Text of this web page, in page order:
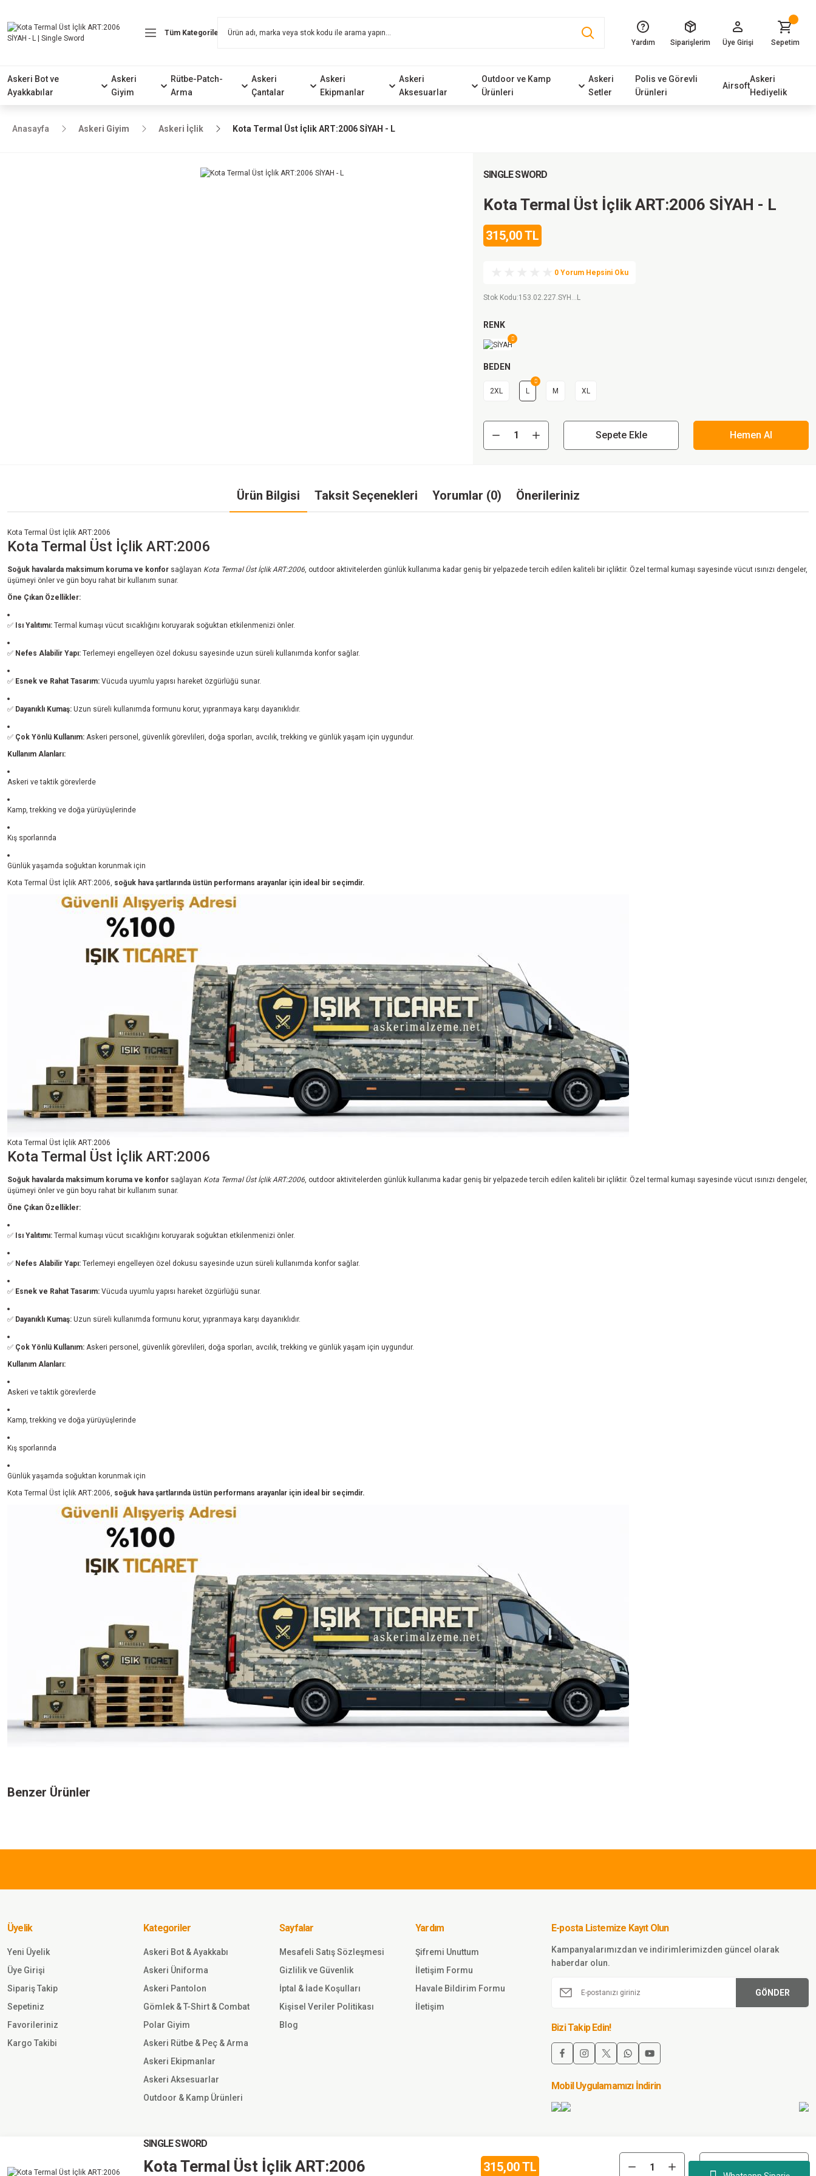
Yardım Siparişlerim Üye Girişi Sepetim
Askeri Bot ve
Ayakkabılar
Askeri
Giyim
Rütbe-Patch-
Arma
Askeri
Çantalar
Askeri
Ekipmanlar
Askeri
Aksesuarlar
Outdoor ve Kamp
Ürünleri
Askeri
Setler
Polis ve Görevli
Ürünleri
Airsoft
Askeri
Hediyelik
Anasayfa Askeri Giyim Askeri İçlik Kota Termal Üst İçlik ART:2006 SİYAH - L
SINGLE SWORD
Kota Termal Üst İçlik ART:2006 SİYAH - L
315,00 TL
0 Yorum Hepsini Oku
Stok Kodu:153.02.227.SYH...L
RENK
BEDEN
2XL L M XL
Sepete Ekle Hemen Al
Ürün Bilgisi Taksit Seçenekleri Yorumlar (0) Önerileriniz
Kota Termal Üst İçlik ART:2006
Kota Termal Üst İçlik ART:2006
Soğuk havalarda maksimum koruma ve konfor sağlayan Kota Termal Üst İçlik ART:2006, outdoor aktivitelerden günlük kullanıma kadar geniş bir yelpazede tercih edilen kaliteli bir içliktir. Özel termal kumaşı sayesinde vücut ısınızı dengeler,
üşümeyi önler ve gün boyu rahat bir kullanım sunar.
Öne Çıkan Özellikler:
✅ Isı Yalıtımı: Termal kumaşı vücut sıcaklığını koruyarak soğuktan etkilenmenizi önler.
✅ Nefes Alabilir Yapı: Terlemeyi engelleyen özel dokusu sayesinde uzun süreli kullanımda konfor sağlar.
✅ Esnek ve Rahat Tasarım: Vücuda uyumlu yapısı hareket özgürlüğü sunar.
✅ Dayanıklı Kumaş: Uzun süreli kullanımda formunu korur, yıpranmaya karşı dayanıklıdır.
✅ Çok Yönlü Kullanım: Askeri personel, güvenlik görevlileri, doğa sporları, avcılık, trekking ve günlük yaşam için uygundur.
Kullanım Alanları:
Askeri ve taktik görevlerde
Kamp, trekking ve doğa yürüyüşlerinde
Kış sporlarında
Günlük yaşamda soğuktan korunmak için
Kota Termal Üst İçlik ART:2006, soğuk hava şartlarında üstün performans arayanlar için ideal bir seçimdir.
Kota Termal Üst İçlik ART:2006
Kota Termal Üst İçlik ART:2006
Soğuk havalarda maksimum koruma ve konfor sağlayan Kota Termal Üst İçlik ART:2006, outdoor aktivitelerden günlük kullanıma kadar geniş bir yelpazede tercih edilen kaliteli bir içliktir. Özel termal kumaşı sayesinde vücut ısınızı dengeler,
üşümeyi önler ve gün boyu rahat bir kullanım sunar.
Öne Çıkan Özellikler:
✅ Isı Yalıtımı: Termal kumaşı vücut sıcaklığını koruyarak soğuktan etkilenmenizi önler.
✅ Nefes Alabilir Yapı: Terlemeyi engelleyen özel dokusu sayesinde uzun süreli kullanımda konfor sağlar.
✅ Esnek ve Rahat Tasarım: Vücuda uyumlu yapısı hareket özgürlüğü sunar.
✅ Dayanıklı Kumaş: Uzun süreli kullanımda formunu korur, yıpranmaya karşı dayanıklıdır.
✅ Çok Yönlü Kullanım: Askeri personel, güvenlik görevlileri, doğa sporları, avcılık, trekking ve günlük yaşam için uygundur.
Kullanım Alanları:
Askeri ve taktik görevlerde
Kamp, trekking ve doğa yürüyüşlerinde
Kış sporlarında
Günlük yaşamda soğuktan korunmak için
Kota Termal Üst İçlik ART:2006, soğuk hava şartlarında üstün performans arayanlar için ideal bir seçimdir.
Gönder
Benzer Ürünler
İçlik SİYAH
Sepete
Takımı HAKİ
Sepete Ekle
Single Sword
Thermoform
HZT12011 Army
ANTRASİT
Sepete Ekle
1.008,00 TL
Single Sword
Single Sword
Thermoform HZT1001 Unisex
Single Sword Kışlık Kalın-Avcılık-Balıkçılık-Askerlik-Kamp-
SINGLE SWORD
Kota Termal Üst İçlik ART:2006 315,00 TL
Üyelik
Yeni Üyelik
Üye Girişi
Sipariş Takip
Sepetiniz
Favorileriniz
Kargo Takibi
Kategoriler
Askeri Bot & Ayakkabı
Askeri Üniforma
Askeri Pantolon
Gömlek & T-Shirt & Combat
Polar Giyim
Askeri Rütbe & Peç & Arma
Askeri Ekipmanlar
Askeri Aksesuarlar
Outdoor & Kamp Ürünleri
Sayfalar
Mesafeli Satış Sözleşmesi
Gizlilik ve Güvenlik
İptal & İade Koşulları
Kişisel Veriler Politikası
Blog
Yardım
Şifremi Unuttum
İletişim Formu
Havale Bildirim Formu
İletişim
E-posta Listemize Kayıt Olun
Kampanyalarımızdan ve indirimlerimizden güncel olarak
haberdar olun.
GÖNDER
Bizi Takip Edin!
Mobil Uygulamamızı İndirin
©2023 singlesword.com Tüm Hakları Saklıdır